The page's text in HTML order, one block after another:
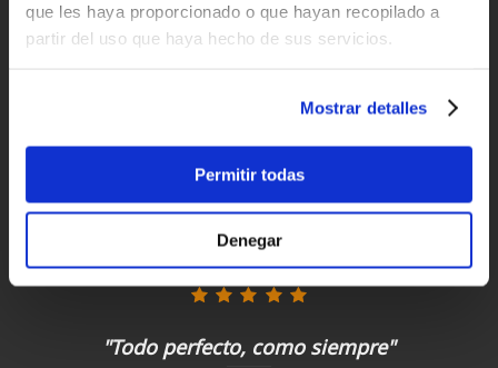
que les haya proporcionado o que hayan recopilado a
partir del uso que haya hecho de sus servicios.
Mostrar detalles
Permitir todas
Denegar
Devoluciones
Clientes satisfechos
¡compra hoy con nosotros!
Juan Manuel Antequera Tirado
"Todo perfecto, como siempre"